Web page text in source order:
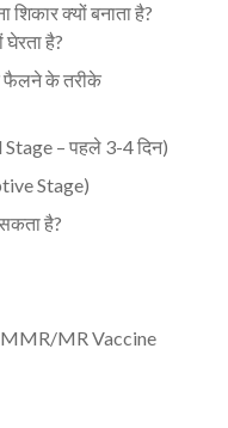
क्यों बनाता है?
है?
फैलने के तरीके
– पहले 3-4 दिन)
Stage)
है?
MMR/MR Vaccine